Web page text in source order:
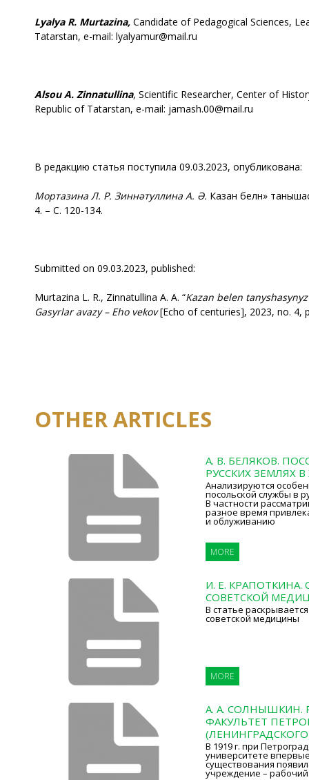
Lyalya R. Murtazina, Candidate of Pedagogical Sciences,
Tatarstan, e-mail: lyalyamur@mail.ru
Alsou A. Zinnatullina, Scientific Researcher, Center of
Republic of Tatarstan, e-mail: jamash.00@mail.ru
В редакцию статья поступила 09.03.2023, опубликована:
Мортазина Л. Р. Зиннәтуллина А. Ә. «Казан белән
4. – C. 120-134.
Submitted on 09.03.2023, published:
Мurtazina L. R., Zinnatullina A. A. “Kazan belen
Gasyrlar avazy – Eho vekov[Echo of centuries], 2023, no. 4,
OTHER ARTICLES
А. В. БЕЛЯКОВ.
РУССКИХ ЗЕМЛЯХ В
Анализируются
посольской службы в
В частности
разное время
и облуживанию
MORE
И. Е. КРАПОТКИНА.
СОВЕТСКОЙ
В статье
советской медицины
MORE
А. А. СОЛНЫШКИН.
ФАКУЛЬТЕТ
В 1919 г. при
университете
существования
учреждение –